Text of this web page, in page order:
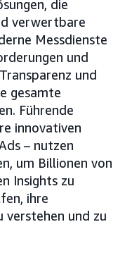
die
verwertbare
Messdienste
und
und
gesamte
Führende
innovativen
– nutzen
um Billionen von
Insights zu
ihre
verstehen und zu